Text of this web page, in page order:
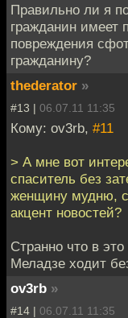
Правильно ли я
гражданин имеет
повреждения
гражданину?
thederator »
#13 | 06.07.11 11:35
Кому: ov3rb, #11
> А мне вот
спаситель без
женщину мудню, с
акцент новостей?
Странно что в
Меладзе ходит
ov3rb »
#14 | 06.07.11 11:35